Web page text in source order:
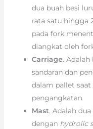
dua buah besi
rata satu hingga
pada fork
diangkat oleh
Carriage.
sandaran dan
dalam pallet
pengangkatan.
Mast. Adalah
dengan hydrolic